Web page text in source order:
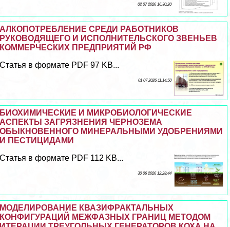
02 07 2026 16:30:20
АЛКОПОТРЕБЛЕНИЕ СРЕДИ РАБОТНИКОВ
РУКОВОДЯЩЕГО И ИСПОЛНИТЕЛЬСКОГО ЗВЕНЬЕВ
КОММЕРЧЕСКИХ ПРЕДПРИЯТИЙ РФ
Статья в формате PDF 97 KB...
01 07 2026 11:14:50
БИОХИМИЧЕСКИЕ И МИКРОБИОЛОГИЧЕСКИЕ
АСПЕКТЫ ЗАГРЯЗНЕНИЯ ЧЕРНОЗЕМА
ОБЫКНОВЕННОГО МИНЕРАЛЬНЫМИ УДОБРЕНИЯМИ
И ПЕСТИЦИДАМИ
Статья в формате PDF 112 KB...
30 06 2026 12:28:44
МОДЕЛИРОВАНИЕ КВАЗИФРАКТАЛЬНЫХ
КОНФИГУРАЦИЙ МЕЖФАЗНЫХ ГРАНИЦ МЕТОДОМ